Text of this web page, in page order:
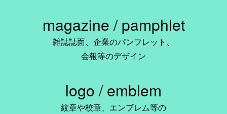
magazine / pamphlet
雑誌誌面、企業のパンフレット、
会報等のデザイン
logo / emblem
紋章や校章、エンブレム等の